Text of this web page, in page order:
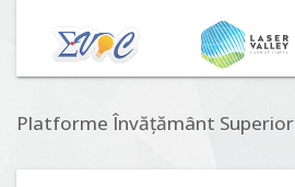
Platforme Învățământ Superior